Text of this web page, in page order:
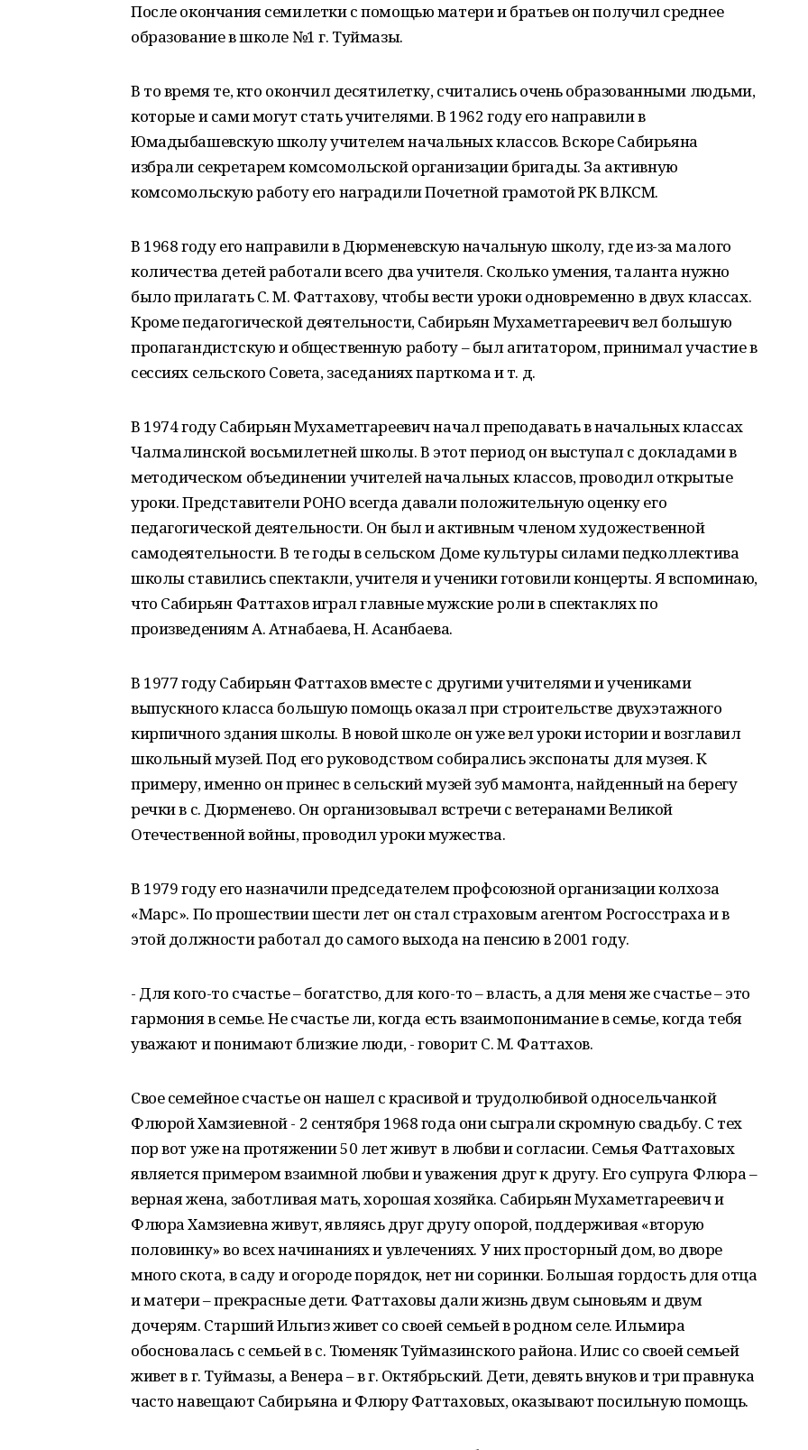
После окончания семилетки с помощью матери и братьев он получил среднее
образование в школе №1 г. Туймазы.
В то время те, кто окончил десятилетку, считались очень образованными людьми,
которые и сами могут стать учителями. В 1962 году его направили в
Юмадыбашевскую школу учителем начальных классов. Вскоре Сабирьяна
избрали секретарем комсомольской организации бригады. За активную
комсомольскую работу его наградили Почетной грамотой РК ВЛКСМ.
В 1968 году его направили в Дюрменевскую начальную школу, где из-за малого
количества детей работали всего два учителя. Сколько умения, таланта нужно
было прилагать С. М. Фаттахову, чтобы вести уроки одновременно в двух классах.
Кроме педагогической деятельности, Сабирьян Мухаметгареевич вел большую
пропагандистскую и общественную работу – был агитатором, принимал участие в
сессиях сельского Совета, заседаниях парткома и т. д.
В 1974 году Сабирьян Мухаметгареевич начал преподавать в начальных классах
Чалмалинской восьмилетней школы. В этот период он выступал с докладами в
методическом объединении учителей начальных классов, проводил открытые
уроки. Представители РОНО всегда давали положительную оценку его
педагогической деятельности. Он был и активным членом художественной
самодеятельности. В те годы в сельском Доме культуры силами педколлектива
школы ставились спектакли, учителя и ученики готовили концерты. Я вспоминаю,
что Сабирьян Фаттахов играл главные мужские роли в спектаклях по
произведениям А. Атнабаева, Н. Асанбаева.
В 1977 году Сабирьян Фаттахов вместе с другими учителями и учениками
выпускного класса большую помощь оказал при строительстве двухэтажного
кирпичного здания школы. В новой школе он уже вел уроки истории и возглавил
школьный музей. Под его руководством собирались экспонаты для музея. К
примеру, именно он принес в сельский музей зуб мамонта, найденный на берегу
речки в с. Дюрменево. Он организовывал встречи с ветеранами Великой
Отечественной войны, проводил уроки мужества.
В 1979 году его назначили председателем профсоюзной организации колхоза
«Марс». По прошествии шести лет он стал страховым агентом Росгосстраха и в
этой должности работал до самого выхода на пенсию в 2001 году.
- Для кого-то счастье – богатство, для кого-то – власть, а для меня же счастье – это
гармония в семье. Не счастье ли, когда есть взаимопонимание в семье, когда тебя
уважают и понимают близкие люди, - говорит С. М. Фаттахов.
Свое семейное счастье он нашел с красивой и трудолюбивой односельчанкой
Флюрой Хамзиевной - 2 сентября 1968 года они сыграли скромную свадьбу. С тех
пор вот уже на протяжении 50 лет живут в любви и согласии. Семья Фаттаховых
является примером взаимной любви и уважения друг к другу. Его супруга Флюра –
верная жена, заботливая мать, хорошая хозяйка. Сабирьян Мухаметгареевич и
Флюра Хамзиевна живут, являясь друг другу опорой, поддерживая «вторую
половинку» во всех начинаниях и увлечениях. У них просторный дом, во дворе
много скота, в саду и огороде порядок, нет ни соринки. Большая гордость для отца
и матери – прекрасные дети. Фаттаховы дали жизнь двум сыновьям и двум
дочерям. Старший Ильгиз живет со своей семьей в родном селе. Ильмира
обосновалась с семьей в с. Тюменяк Туймазинского района. Илис со своей семьей
живет в г. Туймазы, а Венера – в г. Октябрьский. Дети, девять внуков и три правнука
часто навещают Сабирьяна и Флюру Фаттаховых, оказывают посильную помощь.